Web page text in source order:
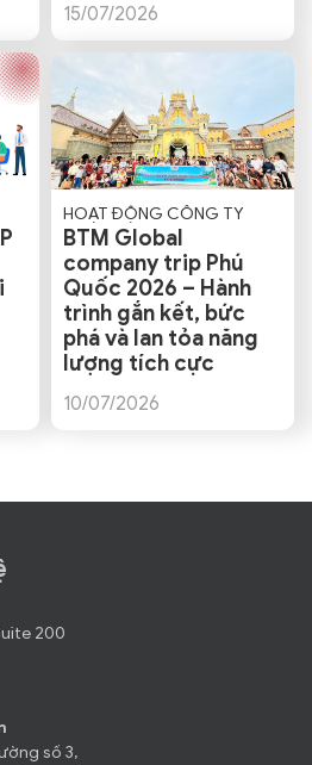
15/07/2026
HOẠT ĐỘNG CÔNG TY
BTM Global
company trip Phú
Quốc 2026 – Hành
trình gắn kết, bức
phá và lan tỏa năng
lượng tích cực
10/07/2026
200
số 3,